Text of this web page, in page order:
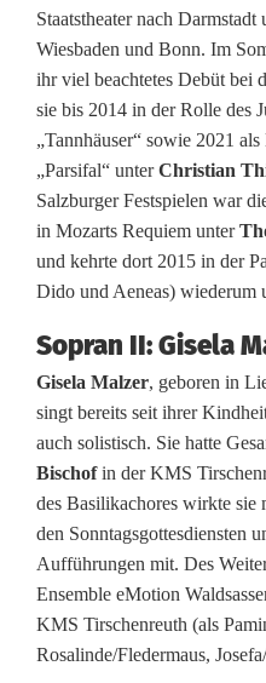
l
s
s
o
h
n
s
L
o
b
g
e
s
a
n
Staatstheater nach
Wiesbaden und Bonn. Im
ihr viel beachtetes Debüt bei
sie bis 2014 in der Rolle des
„Tannhäuser“ sowie 2021
„Parsifal“ unterChristian
Salzburger Festspielen war
in Mozarts Requiem unter
und kehrte dort 2015 in der
Dido und Aeneas) wiederum
Sopran II: Gisela
Gisela Malzer, geboren in
singt bereits seit ihrer
auch solistisch. Sie hatte
Bischofin der KMS
des Basilikachores wirkte sie
den Sonntagsgottesdiensten
Aufführungen mit. Des
Ensemble eMotion
KMS Tirschenreuth (als
Rosalinde/Fledermaus,